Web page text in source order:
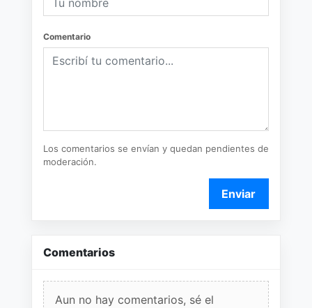
Comentario
Los comentarios se envían y quedan pendientes de
moderación.
Enviar
Comentarios
Aun no hay comentarios, sé el